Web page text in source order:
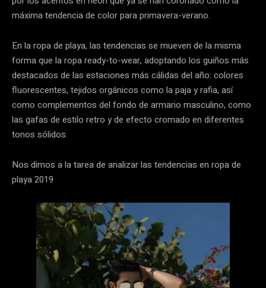
máxima tendencia de color para primavera-verano.
En la ropa de playa, las tendencias se mueven de la misma
forma que la ropa ready-to-wear, adoptando los guiños más
destacados de las estaciones más cálidas del año: colores
fluorescentes, tejidos orgánicos como la paja y rafia, así
como complementos del fondo de armario masculino, como
las gafas de estilo retro y de efecto cromado en diferentes
tonos sólidos.
Nos dimos a la tarea de analizar las tendencias en ropa de
playa 2019